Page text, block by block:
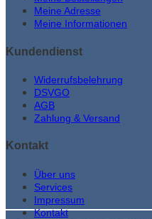
Meine Adresse
Meine Informationen
Kundendienst
Widerrufsbelehrung
DSVGO
AGB
Zahlung & Versand
Kontakt
Über uns
Services
Impressum
Kontakt